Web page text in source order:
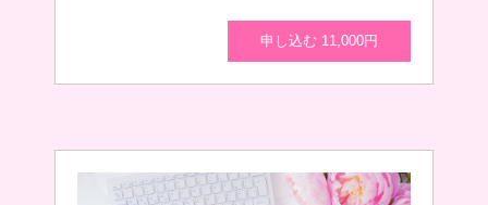
申し込む 11,000円